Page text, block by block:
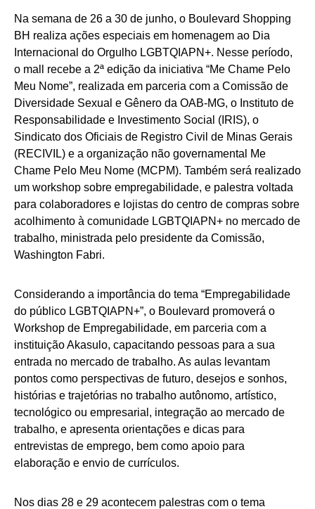
Na semana de 26 a 30 de junho, o Boulevard Shopping
BH realiza ações especiais em homenagem ao Dia
Internacional do Orgulho LGBTQIAPN+. Nesse período,
o mall recebe a 2ª edição da iniciativa “Me Chame Pelo
Meu Nome”, realizada em parceria com a Comissão de
Diversidade Sexual e Gênero da OAB-MG, o Instituto de
Responsabilidade e Investimento Social (IRIS), o
Sindicato dos Oficiais de Registro Civil de Minas Gerais
(RECIVIL) e a organização não governamental Me
Chame Pelo Meu Nome (MCPM). Também será realizado
um workshop sobre empregabilidade, e palestra voltada
para colaboradores e lojistas do centro de compras sobre
acolhimento à comunidade LGBTQIAPN+ no mercado de
trabalho, ministrada pelo presidente da Comissão,
Washington Fabri.
Considerando a importância do tema “Empregabilidade
do público LGBTQIAPN+”, o Boulevard promoverá o
Workshop de Empregabilidade, em parceria com a
instituição Akasulo, capacitando pessoas para a sua
entrada no mercado de trabalho. As aulas levantam
pontos como perspectivas de futuro, desejos e sonhos,
histórias e trajetórias no trabalho autônomo, artístico,
tecnológico ou empresarial, integração ao mercado de
trabalho, e apresenta orientações e dicas para
entrevistas de emprego, bem como apoio para
elaboração e envio de currículos.
Nos dias 28 e 29 acontecem palestras com o tema